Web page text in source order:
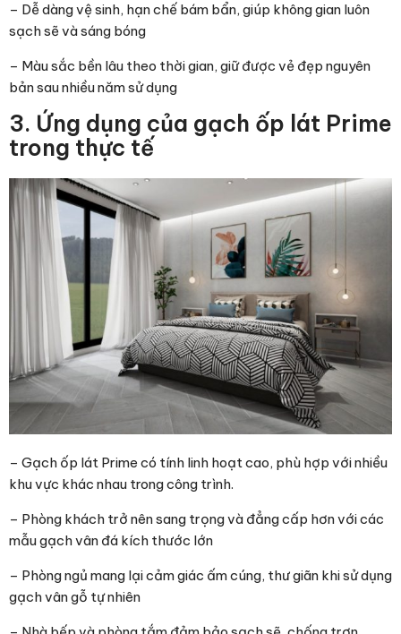
– Dễ dàng vệ sinh, hạn chế bám bẩn, giúp không gian luôn
sạch sẽ và sáng bóng
– Màu sắc bền lâu theo thời gian, giữ được vẻ đẹp nguyên
bản sau nhiều năm sử dụng
3. Ứng dụng của gạch ốp lát Prime
trong thực tế
– Gạch ốp lát Prime có tính linh hoạt cao, phù hợp với nhiều
khu vực khác nhau trong công trình.
– Phòng khách trở nên sang trọng và đẳng cấp hơn với các
mẫu gạch vân đá kích thước lớn
– Phòng ngủ mang lại cảm giác ấm cúng, thư giãn khi sử dụng
gạch vân gỗ tự nhiên